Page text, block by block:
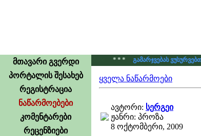
მთავარი გვერდი
პორტალის შესახებ
რეგისტრაცია
ნაწარმოებები
კომენტარები
რეცენზიები
კონკურსების განყოფილებაში * * * გამარჯვებას
ყველა ნაწარმოები
ავტორი: სერგეი
ჟანრი: პროზა
8 ოქტომბერი, 2009